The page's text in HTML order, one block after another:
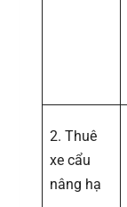
2. Thuê
xe cẩu
nâng hạ